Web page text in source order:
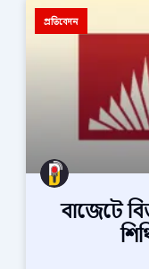
প্রতিবেদন
বাজেটে